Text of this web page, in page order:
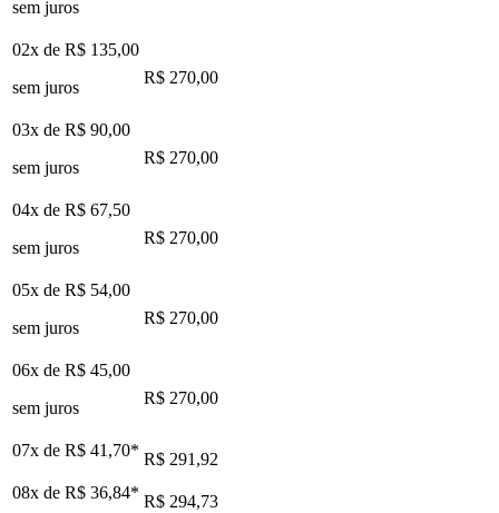
sem juros
02x de R$ 135,00
sem juros
R$ 270,00
03x de R$ 90,00
sem juros
R$ 270,00
04x de R$ 67,50
sem juros
R$ 270,00
05x de R$ 54,00
sem juros
R$ 270,00
06x de R$ 45,00
sem juros
R$ 270,00
07x de R$ 41,70* R$ 291,92
08x de R$ 36,84* R$ 294,73